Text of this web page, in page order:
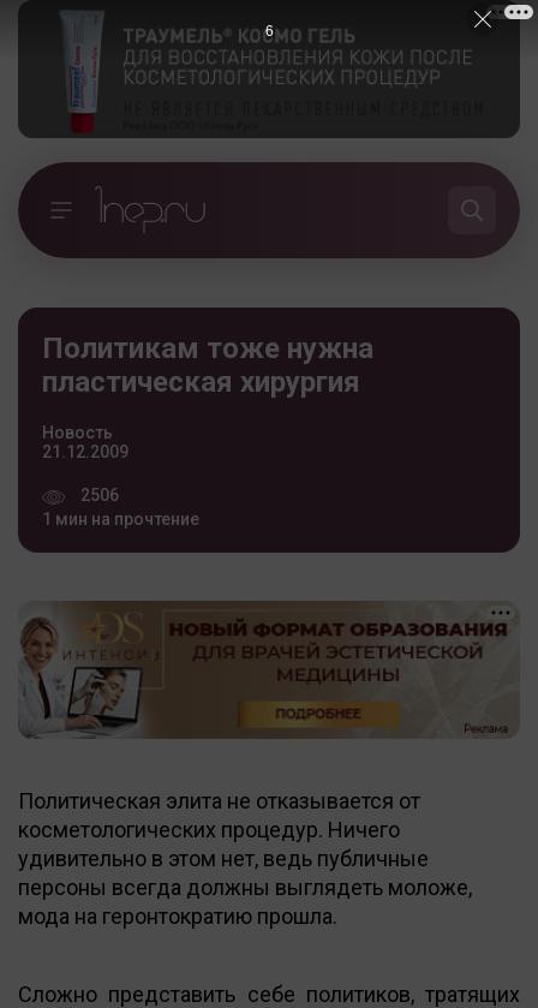
Политикам тоже нужна
пластическая хирургия
Новость
21.12.2009
2506
1 мин на прочтение
Политическая элита не отказывается от
косметологических процедур. Ничего
удивительно в этом нет, ведь публичные
персоны всегда должны выглядеть моложе,
мода на геронтократию прошла.
Сложно представить себе политиков, тратящих
5